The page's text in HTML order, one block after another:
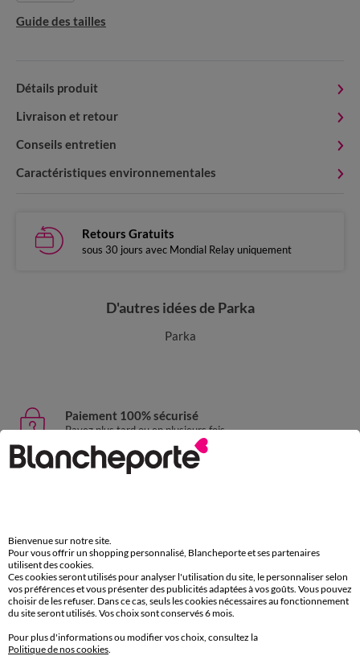
Guide des tailles
Détails produit
Livraison et retour
Conseils entretien
Caractéristiques environnementales
Retours Gratuits
sous 30 jours avec Mondial Relay uniquement
D'autres idées de Parka
Parka
Paiement 100% sécurisé
Payez plus tard ou en plusieurs fois
Livraison express
sous 30 jours avec Mondial Relay uniquement
Service clients
par chat et par téléphone
de 8h00 à 20h00 du lundi au samedi
Bienvenue sur notre site.
Pour vous offrir un shopping personnalisé, Blancheporte et ses partenaires
utilisent des cookies.
Ces cookies seront utilisés pour analyser l'utilisation du site, le personnaliser selon
vos préférences et vous présenter des publicités adaptées à vos goûts. Vous pouvez
choisir de les refuser. Dans ce cas, seuls les cookies nécessaires au fonctionnement
du site seront utilisés. Vos choix sont conservés 6 mois.
Pour plus d'informations ou modifier vos choix, consultez la
Politique de nos cookies.